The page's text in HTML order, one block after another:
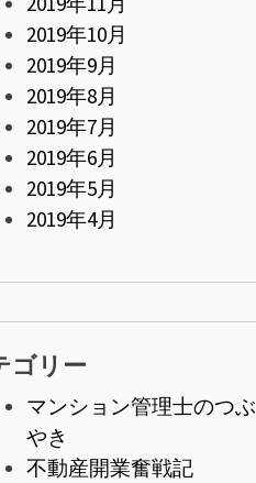
2019年10月
2019年9月
2019年8月
2019年7月
2019年6月
2019年5月
2019年4月
ゴリー
マンション管理士のつぶ
やき
不動産開業奮戦記